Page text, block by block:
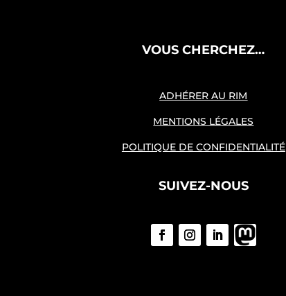
VOUS CHERCHEZ…
ADHÉRER AU RIM
MENTIONS LÉGALES
POLITIQUE DE CONFIDENTIALITÉ
SUIVEZ-NOUS